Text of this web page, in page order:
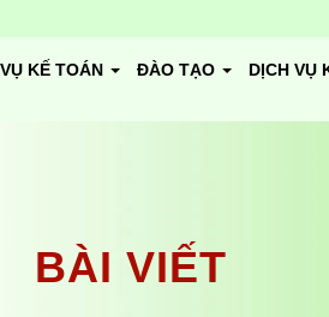
KẾ TOÁN ĐÀO TẠO DỊCH VỤ
BÀI VIẾT